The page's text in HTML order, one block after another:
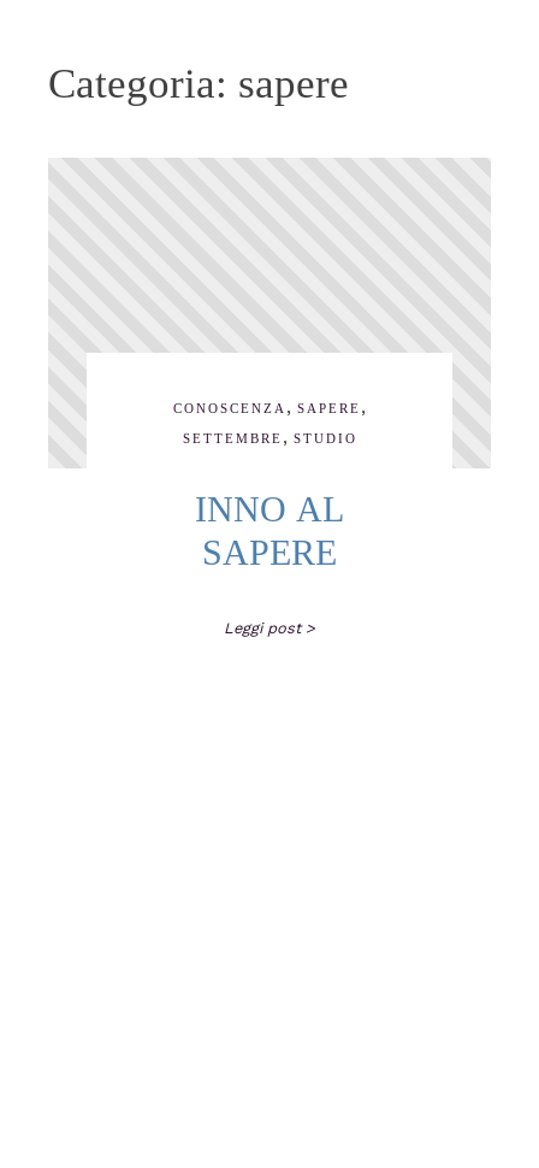
Categoria: sapere
CONOSCENZA , SAPERE ,
SETTEMBRE , STUDIO
INNO AL
SAPERE
Leggi post >